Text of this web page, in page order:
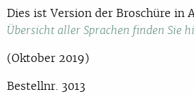
Dies ist Version der Broschüre in
Übersicht aller Sprachen finden Sie
(Oktober 2019)
Bestellnr. 3013